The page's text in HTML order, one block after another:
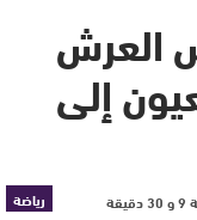
العرش
إلى
رياضة